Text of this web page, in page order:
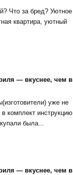
Что за бред? Уютное
квартира, уютный
— вкуснее, чем в
уже не
комплект инструкцию
была...
— вкуснее, чем в